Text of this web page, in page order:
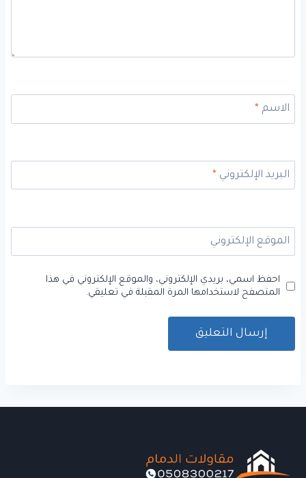
الاسم*
البريد الإلكتروني*
الموقع الإلكتروني
احفظ اسمي، بريدي الإلكتروني، والموقع الإلكتروني في هذا
المتصفح لاستخدامها المرة المقبلة في تعليقي.